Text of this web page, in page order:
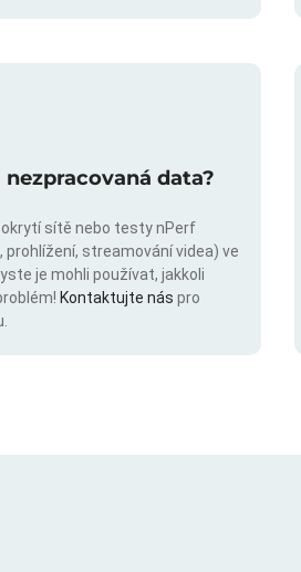
data?
sítě nebo testy nPerf
streamování videa) ve
je mohli používat, jakkoli
Kontaktujte nás pro